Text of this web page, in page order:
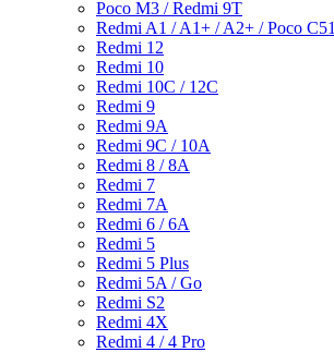
Poco M3 / Redmi 9T
Redmi A1 / A1+ / A2+ / Poco C51
Redmi 12
Redmi 10
Redmi 10C / 12C
Redmi 9
Redmi 9A
Redmi 9C / 10A
Redmi 8 / 8A
Redmi 7
Redmi 7A
Redmi 6 / 6A
Redmi 5
Redmi 5 Plus
Redmi 5A / Go
Redmi S2
Redmi 4X
Redmi 4 / 4 Pro